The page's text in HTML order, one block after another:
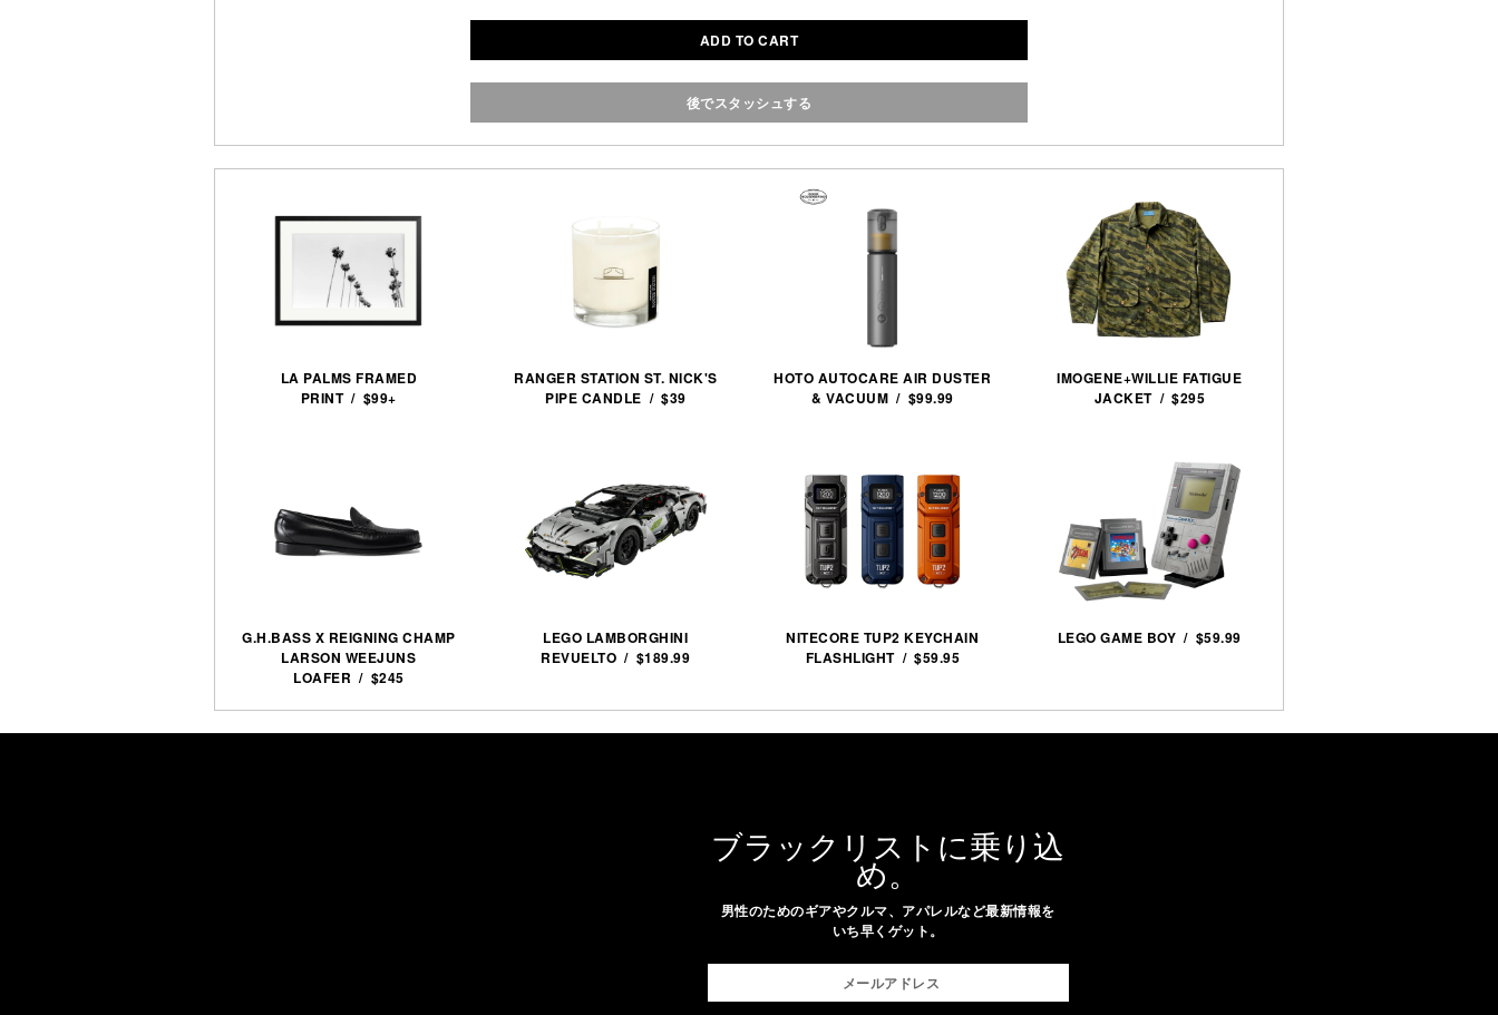
ADD TO CART
後でスタッシュする
LA PALMS FRAMED
PRINT / $99+
RANGER STATION ST. NICK'S
PIPE CANDLE / $39
HOTO AUTOCARE AIR DUSTER
& VACUUM / $99.99
IMOGENE+WILLIE FATIGUE
JACKET / $295
G.H.BASS X REIGNING CHAMP
LARSON WEEJUNS
LOAFER / $245
LEGO LAMBORGHINI
REVUELTO / $189.99
NITECORE TUP2 KEYCHAIN
FLASHLIGHT / $59.95
LEGO GAME BOY / $59.99
ブラックリストに乗り込
め。
男性のためのギアやクルマ、アパレルなど最新情報を
いち早くゲット。